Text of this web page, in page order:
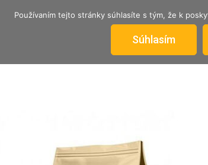
ÚTULOK
Používaním tejto stránky súhlasíte s tým, že k
Súhlasím